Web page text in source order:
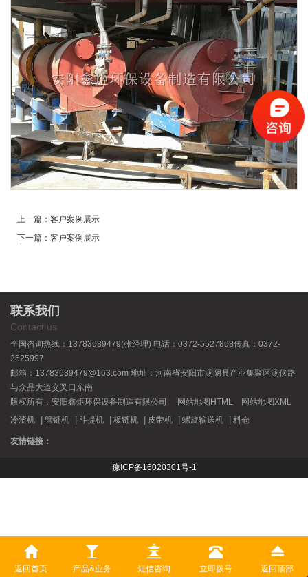
上一篇： 客户案例展示
下一篇： 客户案例展示
联系我们
Contact us
全国咨询热线：13783689479(张经理) 电话：0372-5527868传真：0372-
3625997
邮箱：13783689479@163.com 地址：河南省安阳市汤阴县产业集聚区汤伏路
与众品大道交叉口东南
版权所有：安阳鑫炬环保设备制造有限公司
网站地图HTML
网站地图XML
冷渣机
| 管链机 | 斗提机 | 板链机 | 皮带机 | 螺旋输送机 | 料仓
友情链接：
豫ICP备16020301号-1
返回首页 产品&业务 短信咨询 立即拨号 返回顶部
豫公网安备 41052302000328号
免责声明